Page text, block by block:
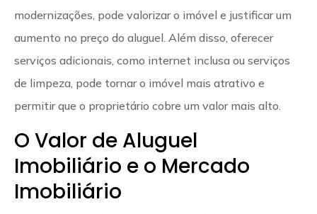
modernizações, pode valorizar o imóvel e justificar um
aumento no preço do aluguel. Além disso, oferecer
serviços adicionais, como internet inclusa ou serviços
de limpeza, pode tornar o imóvel mais atrativo e
permitir que o proprietário cobre um valor mais alto.
O Valor de Aluguel
Imobiliário e o Mercado
Imobiliário